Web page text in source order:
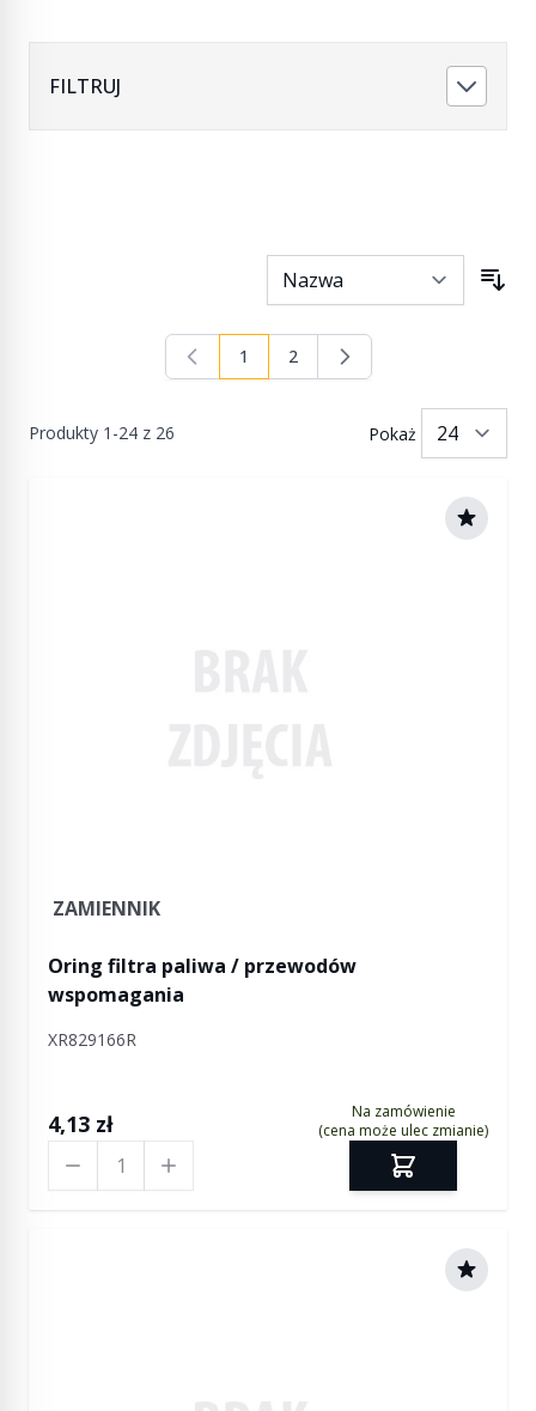
FILTRUJ
Produkty 1 -24 z 26
Aktualnie czytasz stronę
1 Strona
2
Pokaż
ZAMIENNIK
Oring filtra paliwa / przewodów
wspomagania
XR829166R
4,13 zł
Na zamówienie
(cena może ulec zmianie)